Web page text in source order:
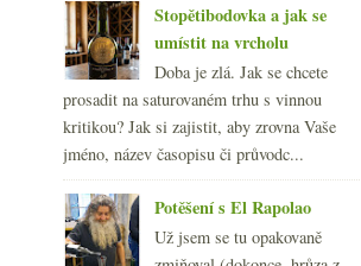
Stopětibodovka a jak se
umístit na vrcholu
Doba je zlá. Jak se chcete
prosadit na saturovaném trhu s vinnou
kritikou? Jak si zajistit, aby zrovna Vaše
jméno, název časopisu či průvodc...
Potěšení s El Rapolao
Už jsem se tu opakovaně